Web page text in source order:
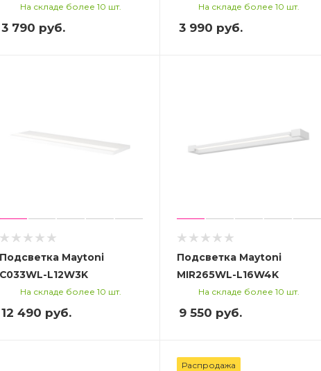
На складе более 10 шт.
3 790 руб.
На складе более 10 шт.
3 990 руб.
Подсветка Maytoni
C033WL-L12W3K
На складе более 10 шт.
12 490 руб.
Подсветка Maytoni
MIR265WL-L16W4K
На складе более 10 шт.
9 550 руб.
Распродажа